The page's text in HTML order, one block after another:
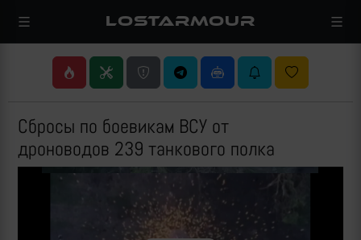
LOSTARMOUR
Сбросы по боевикам ВСУ от
дроноводов 239 танкового полка